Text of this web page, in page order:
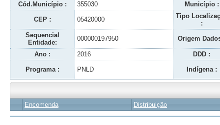
Cód.Município : 355030 Município :
CEP : 05420000
Tipo
:
Sequencial
Entidade:
000000197950 Origem
Ano : 2016 DDD :
Programa : PNLD Indígena :
Encomenda Distribuição